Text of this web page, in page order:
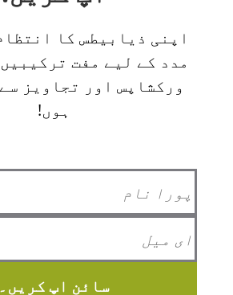
اپنی ذیابیطس کا
مدد کے لیے مفت
ورکشاپس اور تجاویز
ہوں!
سائن اپ کریں۔